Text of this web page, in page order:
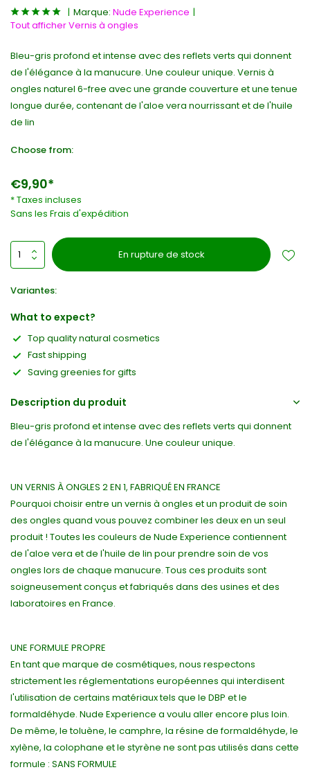
Marque: Nude Experience
Tout afficher Vernis à ongles
Bleu-gris profond et intense avec des reflets verts qui donnent
de l'élégance à la manucure. Une couleur unique. Vernis à
ongles naturel 6-free avec une grande couverture et une tenue
longue durée, contenant de l'aloe vera nourrissant et de l'huile
de lin
Choose from:
€9,90*
* Taxes incluses
Sans les Frais d'expédition
En rupture de stock
Variantes:
What to expect?
Top quality natural cosmetics
Fast shipping
Saving greenies for gifts
Description du produit
Bleu-gris profond et intense avec des reflets verts qui donnent
de l'élégance à la manucure. Une couleur unique.
UN VERNIS À ONGLES 2 EN 1, FABRIQUÉ EN FRANCE
Pourquoi choisir entre un vernis à ongles et un produit de soin
des ongles quand vous pouvez combiner les deux en un seul
produit ! Toutes les couleurs de Nude Experience contiennent
de l'aloe vera et de l'huile de lin pour prendre soin de vos
ongles lors de chaque manucure. Tous ces produits sont
soigneusement conçus et fabriqués dans des usines et des
laboratoires en France.
UNE FORMULE PROPRE
En tant que marque de cosmétiques, nous respectons
strictement les réglementations européennes qui interdisent
l'utilisation de certains matériaux tels que le DBP et le
formaldéhyde. Nude Experience a voulu aller encore plus loin.
De même, le toluène, le camphre, la résine de formaldéhyde, le
xylène, la colophane et le styrène ne sont pas utilisés dans cette
formule : SANS FORMULE